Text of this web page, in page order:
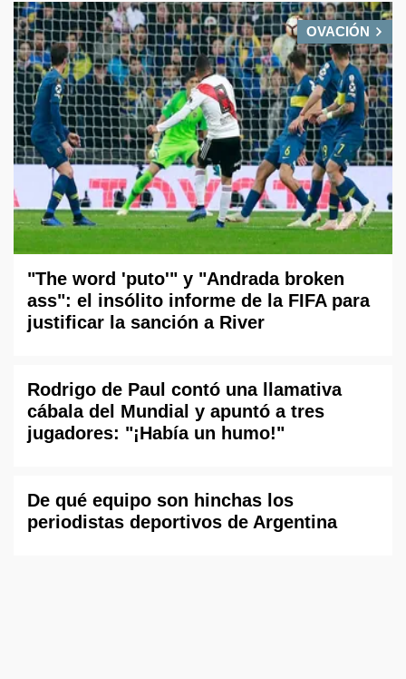
OVACIÓN
"The word 'puto'" y "Andrada broken
ass": el insólito informe de la FIFA para
justificar la sanción a River
Rodrigo de Paul contó una llamativa
cábala del Mundial y apuntó a tres
jugadores: "¡Había un humo!"
De qué equipo son hinchas los
periodistas deportivos de Argentina